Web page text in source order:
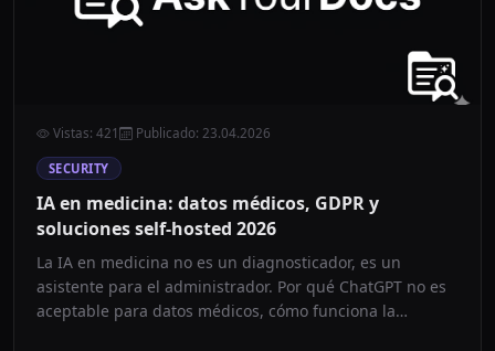
Vistas: 421 Publicado: 23.04.2026
SECURITY
IA en medicina: datos médicos, GDPR y
soluciones self-hosted 2026
La IA en medicina no es un diagnosticador, es un
asistente para el administrador. Por qué ChatGPT no es
aceptable para datos médicos, cómo funciona la